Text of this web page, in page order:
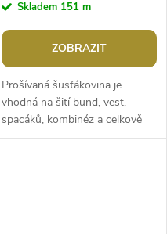
Skladem 151 m
ZOBRAZIT
Prošívaná šusťákovina je
vhodná na šití bund, vest,
spacáků, kombinéz a celkově
podzimního a zimního oblečení.